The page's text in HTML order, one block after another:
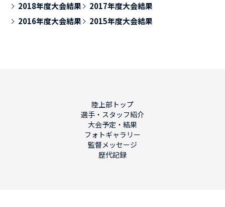
2018年度大会結果
2017年度大会結果
2016年度大会結果
2015年度大会結果
陸上部トップ
選手・スタッフ紹介
大会予定・結果
フォトギャラリー
監督メッセージ
歴代記録